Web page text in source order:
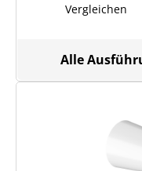
Vergleichen
Alle